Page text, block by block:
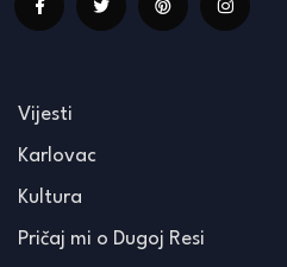
Vijesti
Karlovac
Kultura
Pričaj mi o Dugoj Resi